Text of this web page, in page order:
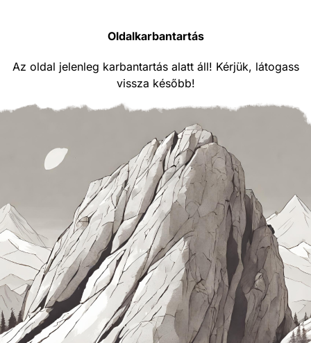
Oldalkarbantartás
Az oldal jelenleg karbantartás alatt áll! Kérjük, látogass
vissza később!